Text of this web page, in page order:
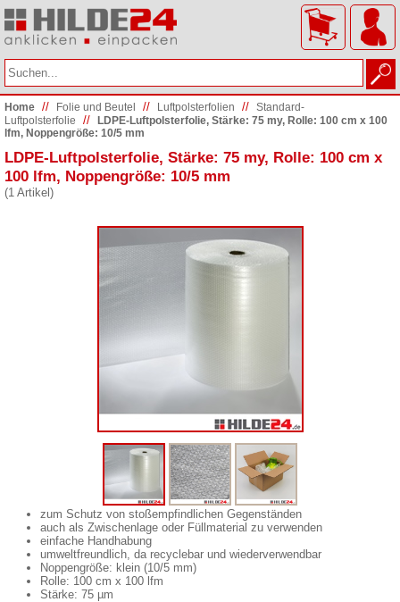
Home // Folie und Beutel // Luftpolsterfolien // Standard-
Luftpolsterfolie
//
LDPE-Luftpolsterfolie, Stärke: 75 my, Rolle: 100 cm x 100
lfm, Noppengröße: 10/5 mm
LDPE-Luftpolsterfolie, Stärke: 75 my, Rolle: 100 cm x
100 lfm, Noppengröße: 10/5 mm
(1 Artikel)
zum Schutz von stoßempfindlichen Gegenständen
auch als Zwischenlage oder Füllmaterial zu verwenden
einfache Handhabung
umweltfreundlich, da recyclebar und wiederverwendbar
Noppengröße: klein (10/5 mm)
Rolle: 100 cm x 100 lfm
Stärke: 75 µm